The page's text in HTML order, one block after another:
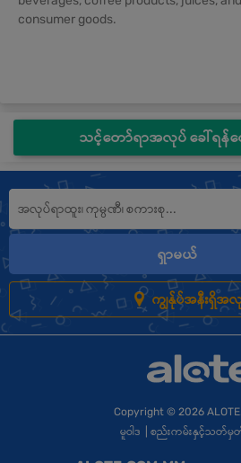
consumer goods.
သင့်တော်ရာအလုပ် ခေါ်ရန်လ
ရှာမယ်
ကျွန်ုပ်အနီးရှိအလု
Copyright © 2026
မူဝါဒ
စည်းကမ်းနှင့်သတ်မှတ်